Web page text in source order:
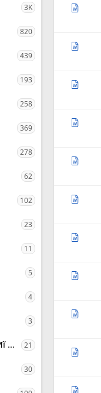
3K
820
439
193
258
369
278
62
102
23
11
5
4
3
Nghệ thuật (Âm nhạc, Mĩ thuật) 21
30